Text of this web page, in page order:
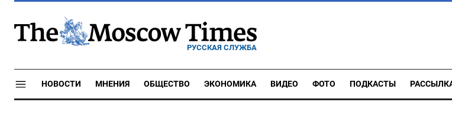
РУССКАЯ СЛУЖБА
НОВОСТИ МНЕНИЯ ОБЩЕСТВО ЭКОНОМИКА ВИДЕО ФОТО ПОДКАСТЫ